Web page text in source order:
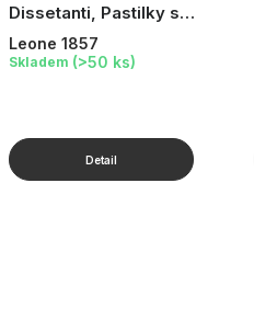
Dissetanti, Pastilky s
ovocnou příchutí, v
plechové dóze Vespa, 30 g
Leone 1857
Skladem (>50 ks)